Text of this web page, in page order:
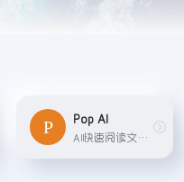
Pop AI
AI快速阅读文章，让你和文档进行聊天提问，提供强大的聊天、文档创建和创意生成功能。用户可以通过上传文件或链接来和AI进行交流，也可以利用AI辅助完成教育写作、专业写作、演示..